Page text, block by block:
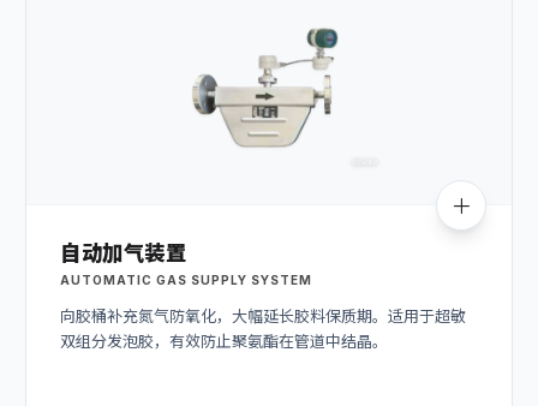
自动加气装置
AUTOMATIC GAS SUPPLY SYSTEM
向胶桶补充氮气防氧化，大幅延长胶料保质期。适用于超敏
双组分发泡胶，有效防止聚氨酯在管道中结晶。